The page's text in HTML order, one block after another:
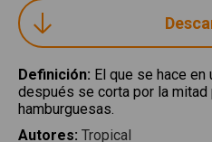
Definición: El que se hace
después se corta por la mitad
hamburguesas.
Autores: Tropical